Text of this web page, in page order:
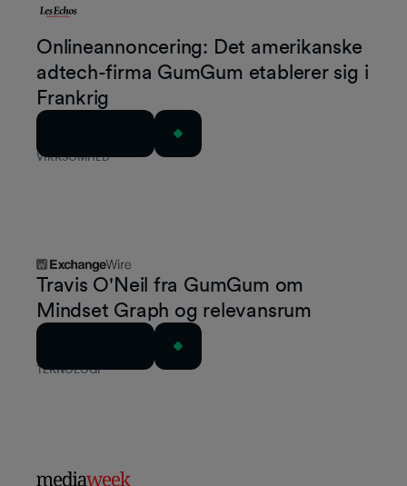
VIRKSOMHED
Onlineannoncering: Det amerikanske
adtech-firma GumGum etablerer sig i
Frankrig
TEKNOLOGI
Travis O'Neil fra GumGum om
Mindset Graph og relevansrum